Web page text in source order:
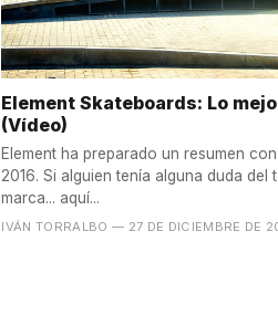
Element Skateboards: Lo
(Vídeo)
Element ha preparado un resumen
2016. Si alguien tenía alguna duda del
marca... aquí...
IVÁN TORRALBO — 27 DE DICIEMBRE DE